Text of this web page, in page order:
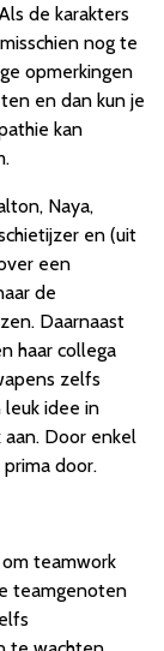
de karakters
nog te
opmerkingen
en dan kun je
kan
Naya,
en (uit
een
de
Daarnaast
haar collega
zelfs
idee in
Door enkel
door.
teamwork
teamgenoten